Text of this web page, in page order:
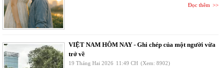
Đọc thêm
VIỆT NAM HÔM NAY - Ghi chép của một người vừa
trở về
19 Tháng Hai 2026 11:49 CH (Xem: 8902)